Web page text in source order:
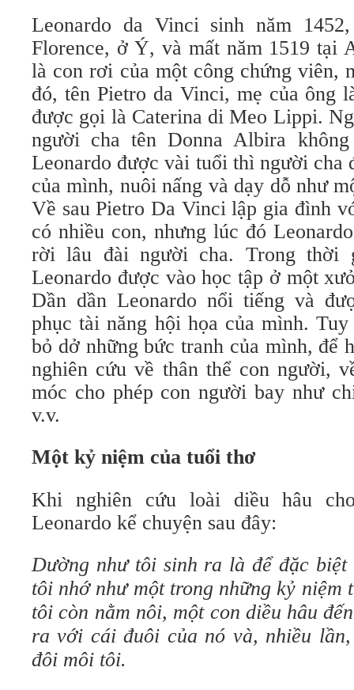
Leonardo da Vinci sinh năm
Florence, ở Ý, và mất năm 1519 tại
là con rơi của một công chứng viên,
đó, tên Pietro da Vinci, mẹ của ông
được gọi là Caterina di Meo Lippi.
người cha tên Donna Albira
Leonardo được vài tuổi thì người cha
của mình, nuôi nấng và dạy dỗ như
Về sau Pietro Da Vinci lập gia đình
có nhiều con, nhưng lúc đó
rời lâu đài người cha. Trong thời
Leonardo được vào học tập ở một
Dần dần Leonardo nổi tiếng và
phục tài năng hội họa của mình.
bỏ dở những bức tranh của mình, để
nghiên cứu về thân thể con người,
móc cho phép con người bay như
v.v.
Một kỷ niệm của tuổi thơ
Khi nghiên cứu loài diều hâu
Leonardo kể chuyện sau đây:
Dường như tôi sinh ra là để đặc
tôi nhớ như một trong những kỷ niệm
tôi còn nằm nôi, một con diều hâu
ra với cái đuôi của nó và, nhiều
đôi môi tôi.